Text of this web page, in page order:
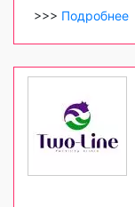
>>> Подробнее